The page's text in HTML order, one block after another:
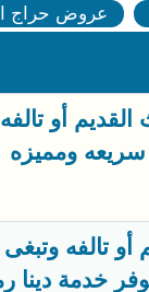
عروض حراج
القديم أو
تالفه